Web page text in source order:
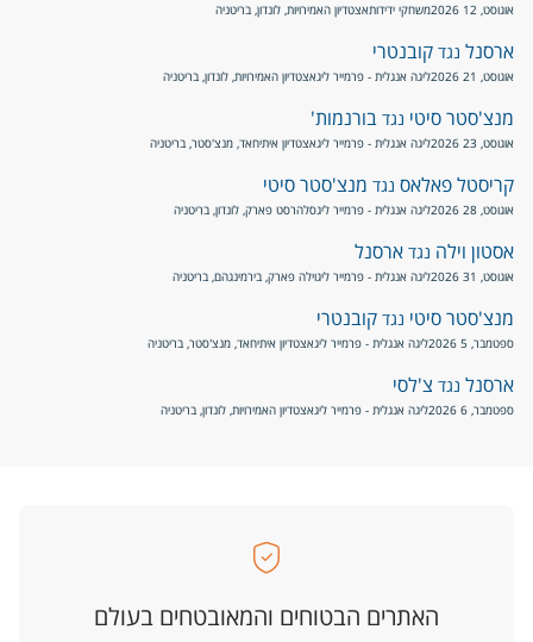
אוגוסט, 12 2026 משחקי ידידותאצטדיון האמירויות, לונדון, בריטניה
ארסנל נגד קובנטרי
אוגוסט, 21 2026 ליגה אנגלית - פרמייר ליגאצטדיון האמירויות, לונדון, בריטניה
מנצ'סטר סיטי נגד בורנמות'
אוגוסט, 23 2026 ליגה אנגלית - פרמייר ליגאצטדיון איתיחאד, מנצ'סטר, בריטניה
קריסטל פאלאס נגד מנצ'סטר סיטי
אוגוסט, 28 2026 ליגה אנגלית - פרמייר ליגסלהרסט פארק, לונדון, בריטניה
אסטון וילה נגד ארסנל
אוגוסט, 31 2026 ליגה אנגלית - פרמייר ליגוילה פארק, בירמינגהם, בריטניה
מנצ'סטר סיטי נגד קובנטרי
ספטמבר, 5 2026 ליגה אנגלית - פרמייר ליגאצטדיון איתיחאד, מנצ'סטר, בריטניה
ארסנל נגד צ'לסי
ספטמבר, 6 2026 ליגה אנגלית - פרמייר ליגאצטדיון האמירויות, לונדון, בריטניה
האתרים הבטוחים והמאובטחים בעולם